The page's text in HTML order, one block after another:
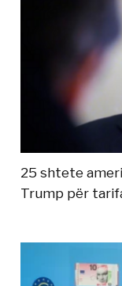
25 shtete
Trump për